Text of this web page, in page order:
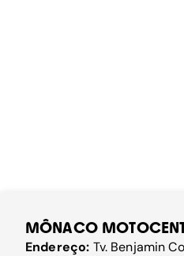
MÔNACO
Endereço: Tv. Benjamin